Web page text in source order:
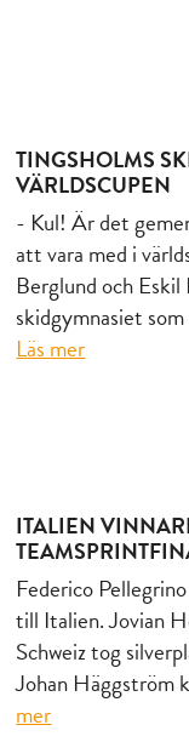
TINGSHOLMS
VÄRLDSCUPEN
- Kul! Är det
att vara med i
Berglund och
skidgymnasiet
Läs mer
ITALIEN
Federico
till Italien. Jovian
Schweiz tog
Johan Häggström
mer